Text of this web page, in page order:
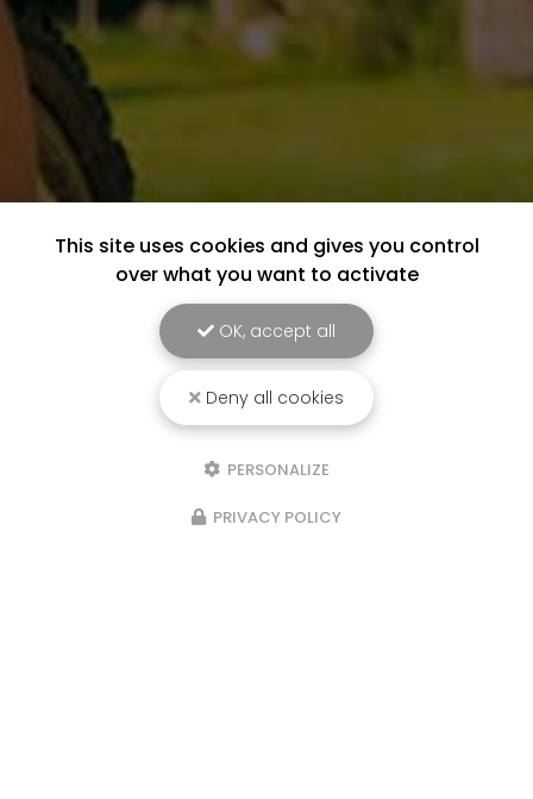
This site uses cookies and gives you control
over what you want to activate
OK, accept all
Deny all cookies
PERSONALIZE
PRIVACY POLICY